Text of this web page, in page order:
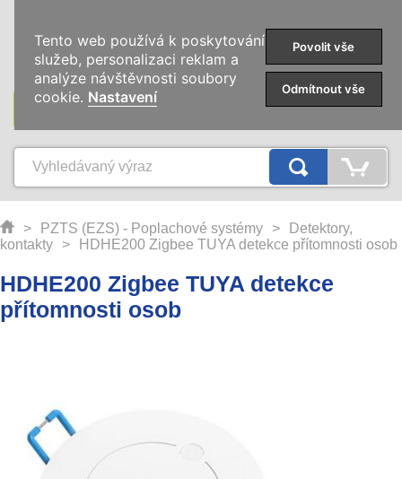
KATEGORIE
> PZTS (EZS) - Poplachové systémy >
Detektory,
kontakty
> HDHE200 Zigbee TUYA detekce přítomnosti osob
HDHE200 Zigbee TUYA detekce
přítomnosti osob
Tento web používá k poskytování
služeb, personalizaci reklam a
analýze návštěvnosti soubory
cookie. Nastavení
Povolit vše
Odmítnout vše